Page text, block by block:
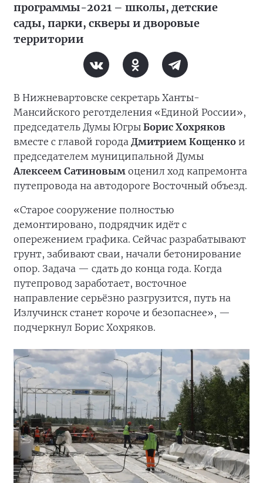
программы-2021 – школы, детские
сады, парки, скверы и дворовые
территории
В Нижневартовске секретарь Ханты-
Мансийского реготделения «Единой России»,
председатель Думы Югры Борис Хохряков
вместе с главой города Дмитрием Кощенко и
председателем муниципальной Думы
Алексеем Сатиновым оценил ход капремонта
путепровода на автодороге Восточный объезд.
«Старое сооружение полностью
демонтировано, подрядчик идёт с
опережением графика. Сейчас разрабатывают
грунт, забивают сваи, начали бетонирование
опор. Задача — сдать до конца года. Когда
путепровод заработает, восточное
направление серьёзно разгрузится, путь на
Излучинск станет короче и безопаснее», —
подчеркнул Борис Хохряков.